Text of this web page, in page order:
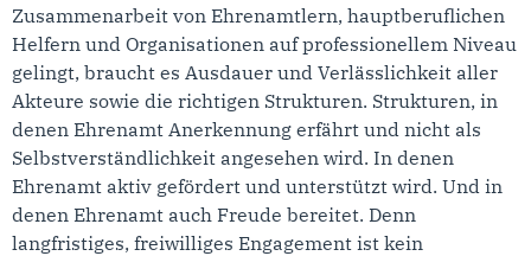
Zusammenarbeit von Ehrenamtlern, hauptberuflichen
Helfern und Organisationen auf professionellem Niveau
gelingt, braucht es Ausdauer und Verlässlichkeit aller
Akteure sowie die richtigen Strukturen. Strukturen, in
denen Ehrenamt Anerkennung erfährt und nicht als
Selbstverständlichkeit angesehen wird. In denen
Ehrenamt aktiv gefördert und unterstützt wird. Und in
denen Ehrenamt auch Freude bereitet. Denn
langfristiges, freiwilliges Engagement ist kein